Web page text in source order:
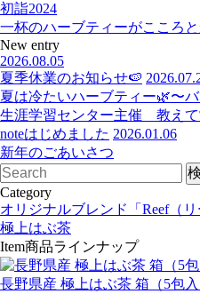
初詣2024
一杯のハーブティーがこころ
New entry
2026.08.05
夏季休業のお知らせ🍉
夏は冷たいハーブティー🌿〜
生涯学習センター主催 教えて
noteはじめました 2026.01.06
新年のごあいさつ
Category
オリジナルブレンド「Reef（リ
極上はぶ茶
Item商品ラインナップ
長野県産 極上はぶ茶 箱（5包入